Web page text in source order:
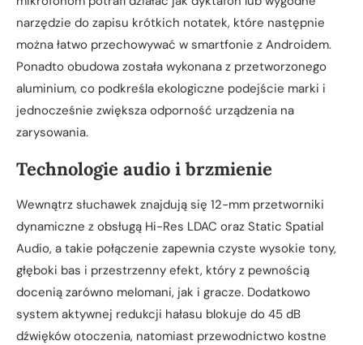
narzędzie do zapisu krótkich notatek, które następnie
można łatwo przechowywać w smartfonie z Androidem.
Ponadto obudowa została wykonana z przetworzonego
aluminium, co podkreśla ekologiczne podejście marki i
jednocześnie zwiększa odporność urządzenia na
zarysowania.
Technologie audio i brzmienie
Wewnątrz słuchawek znajdują się 12-mm przetworniki
dynamiczne z obsługą Hi-Res LDAC oraz Static Spatial
Audio, a takie połączenie zapewnia czyste wysokie tony,
głęboki bas i przestrzenny efekt, który z pewnością
docenią zarówno melomani, jak i gracze. Dodatkowo
system aktywnej redukcji hałasu blokuje do 45 dB
dźwięków otoczenia, natomiast przewodnictwo kostne